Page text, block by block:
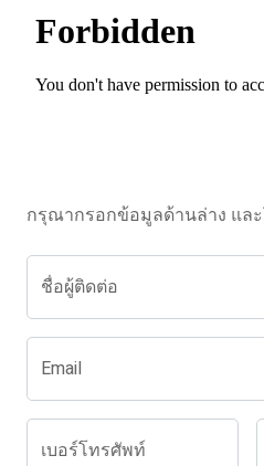
กรุณากรอกข้อมูลด้านล่าง แล
ชื่อผู้ติดต่อ
Email
เบอร์โทรศัพท์